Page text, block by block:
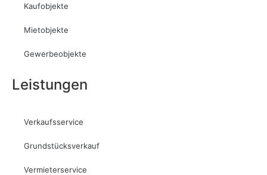
Kaufobjekte
Mietobjekte
Gewerbeobjekte
Leistungen
Verkaufsservice
Grundstücksverkauf
Vermieterservice